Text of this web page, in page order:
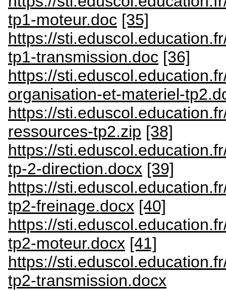
tp1-moteur.doc [35]
https://
tp1-transmission.doc [36]
https://
organisation-et-materiel-
https://
ressources-tp2.zip [38]
https://
tp-2-direction.docx [39]
https://
tp2-freinage.docx [40]
https://
tp2-moteur.docx [41]
https://
tp2-transmission.docx